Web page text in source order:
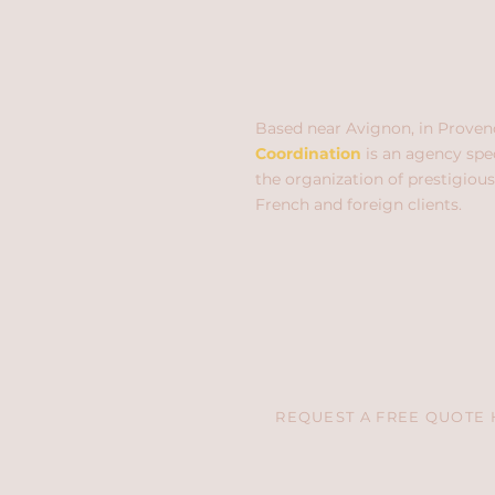
Based near Avignon, in
Coordination is an agency
the organization of
French and foreign clients.
REQUEST A FREE QUOTE